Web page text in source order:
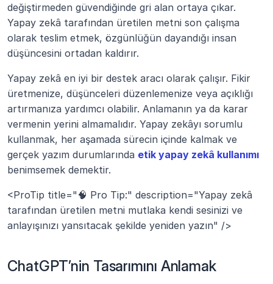
değiştirmeden güvendiğinde gri alan ortaya çıkar.
Yapay zekâ tarafından üretilen metni son çalışma
olarak teslim etmek, özgünlüğün dayandığı insan
düşüncesini ortadan kaldırır.
Yapay zekâ en iyi bir destek aracı olarak çalışır. Fikir
üretmenize, düşünceleri düzenlemenize veya açıklığı
artırmanıza yardımcı olabilir. Anlamanın ya da karar
vermenin yerini almamalıdır. Yapay zekâyı sorumlu
kullanmak, her aşamada sürecin içinde kalmak ve
gerçek yazım durumlarında etik yapay zekâ kullanımı
benimsemek demektir.
<ProTip title="🧠 Pro Tip:" description="Yapay zekâ
tarafından üretilen metni mutlaka kendi sesinizi ve
anlayışınızı yansıtacak şekilde yeniden yazın" />
ChatGPT’nin Tasarımını Anlamak